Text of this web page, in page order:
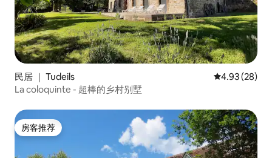
民居 ｜ Tudeils 平均评分
4.93 (28)
La coloquinte - 超棒的乡村别墅
房客推荐
房客推荐